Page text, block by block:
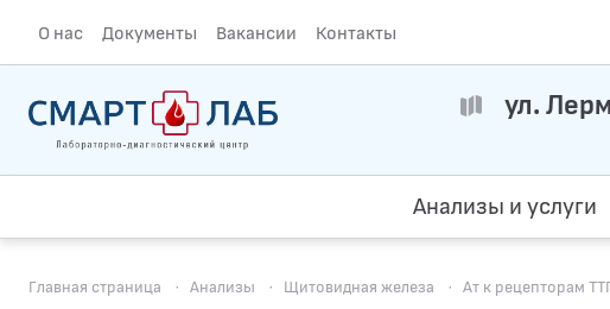
О нас Документы Вакансии Контакты
ул.
Анализы и услуги
Главная страница · Анализы · Щитовидная железа · Ат к рецепторам